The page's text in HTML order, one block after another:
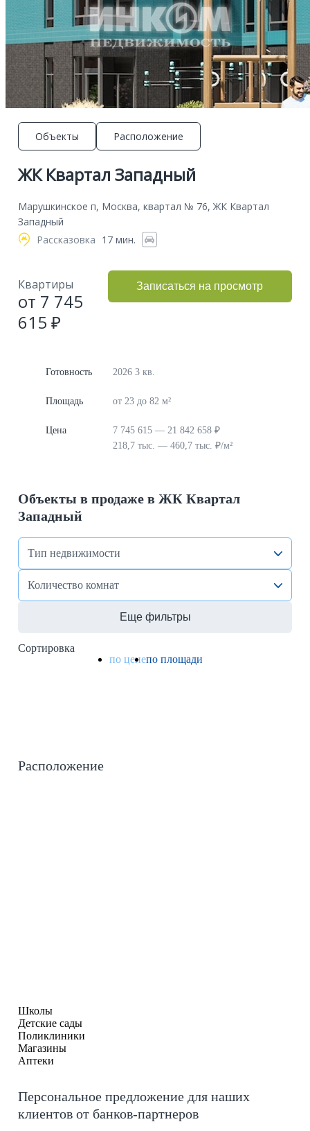
ЖК Квартал Западный
Марушкинское п, Москва, квартал № 76, ЖК Квартал
Западный
Рассказовка 17 мин.
Квартиры
от 7 745
615 ₽
Записаться на просмотр
Объекты Расположение
Готовность 2026 3 кв.
Площадь от 23 до 82 м²
Цена
7 745 615 — 21 842 658 ₽
218,7 тыс. — 460,7 тыс. ₽/м²
Объекты в продаже в ЖК Квартал
Западный
Тип недвижимости
Количество комнат
Еще фильтры
Сортировка
по ценепо площади
Расположение
Школы
Детские сады
Поликлиники
Магазины
Аптеки
Персональное предложение для наших
клиентов от банков-партнеров